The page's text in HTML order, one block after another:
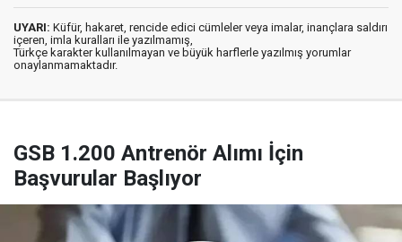
UYARI: Küfür, hakaret, rencide edici cümleler veya imalar, inançlara saldırı
içeren, imla kuralları ile yazılmamış,
Türkçe karakter kullanılmayan ve büyük harflerle yazılmış yorumlar
onaylanmamaktadır.
GSB 1.200 Antrenör Alımı İçin
Başvurular Başlıyor